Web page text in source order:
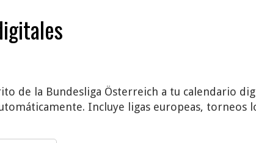
de la Bundesliga Österreich a tu calendario
Incluye ligas europeas, torneos